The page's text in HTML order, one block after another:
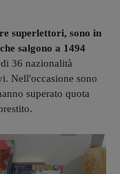
superlettori, sono in
salgono a 1494
36 nazionalità
Nell'occasione sono
superato quota